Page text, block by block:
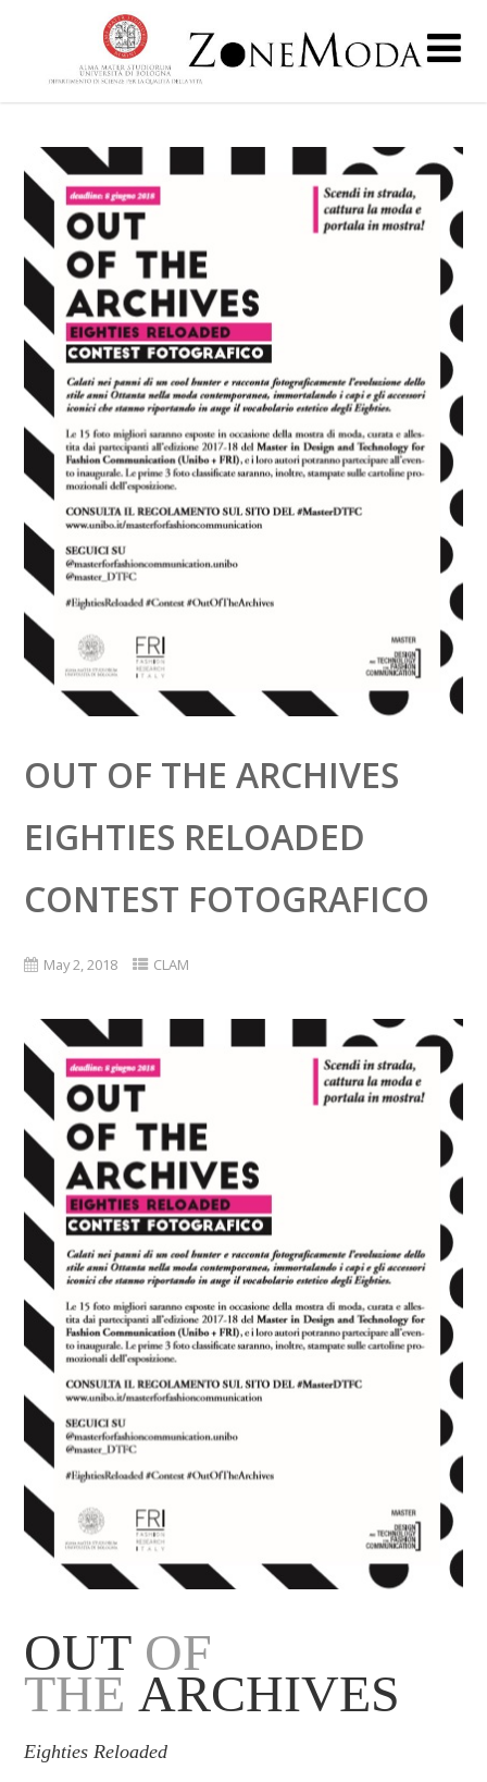
OUT OF THE ARCHIVES
EIGHTIES RELOADED
CONTEST FOTOGRAFICO
May 2, 2018 CLAM
OUT OF
THE ARCHIVES
Eighties Reloaded